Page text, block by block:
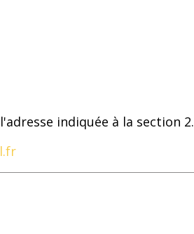
indiquée à la section 2.